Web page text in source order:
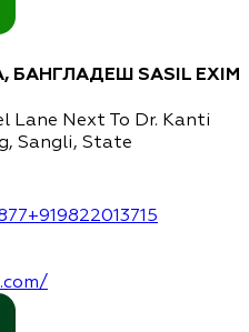
БАНГЛАДЕШ SASIL EXIM
Lane Next To Dr. Kanti
Sangli, State
+919822013715